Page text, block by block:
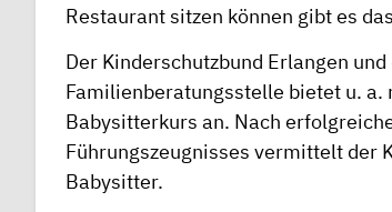
Restaurant sitzen können gibt es
Der Kinderschutzbund Erlangen
Familienberatungsstelle bietet u.
Babysitterkurs an. Nach
Führungszeugnisses vermittelt der
Babysitter.